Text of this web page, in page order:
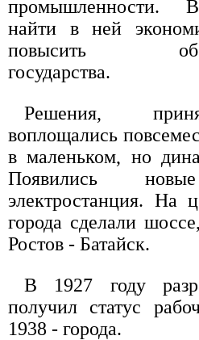
промышленности.
найти в ней
повысить
государства.
Решения,
воплощались
в маленьком, но
Появились
электростанция. На
города сделали
Ростов - Батайск.
В 1927 году
получил статус
1938 - города.